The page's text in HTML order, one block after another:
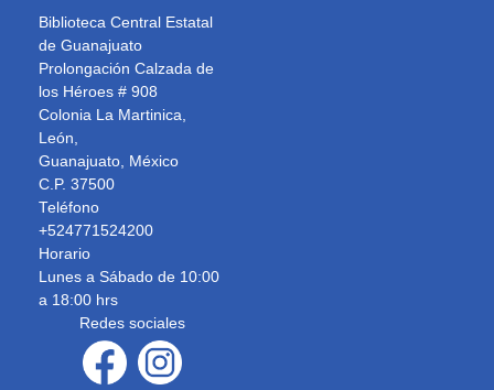
Biblioteca Central Estatal
de Guanajuato
Prolongación Calzada de
los Héroes # 908
Colonia La Martinica,
León,
Guanajuato, México
C.P. 37500
Teléfono
+524771524200
Horario
Lunes a Sábado de 10:00
a 18:00 hrs
Redes sociales